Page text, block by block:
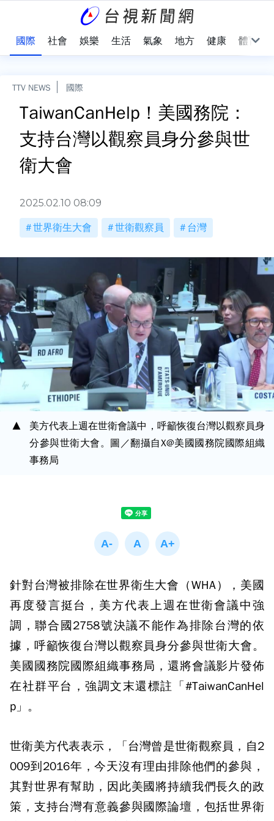
國際 社會 娛樂 生活 氣象 地方 健康 體育
TTV NEWS 國際
TaiwanCanHelp！美國務院：
支持台灣以觀察員身分參與世
衛大會
2025.02.10 08:09
世界衛生大會 世衛觀察員 台灣
美方代表上週在世衛會議中，呼籲恢復台灣以觀察員身
分參與世衛大會。圖／翻攝自X@美國國務院國際組織
事務局
針對台灣被排除在世界衛生大會（WHA），美國
再度發言挺台，美方代表上週在世衛會議中強
調，聯合國2758號決議不能作為排除台灣的依
據，呼籲恢復台灣以觀察員身分參與世衛大會。
美國國務院國際組織事務局，還將會議影片發佈
在社群平台，強調文末還標註「#TaiwanCanHel
p」。
世衛美方代表表示，「台灣曾是世衛觀察員，自2
009到2016年，今天沒有理由排除他們的參與，
其對世界有幫助，因此美國將持續我們長久的政
策，支持台灣有意義參與國際論壇，包括世界衛